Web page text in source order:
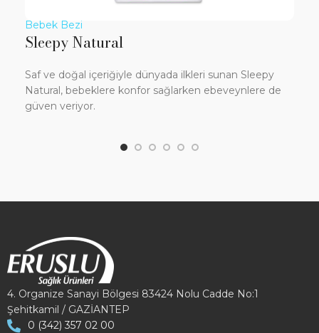
Bebek Bezi
Sleepy Bio Natural
Sleepy Bio Natural, bebeklere konfor sağlamanın
ötesinde, bebeklerin gelecekte daha temiz bir
dünyada yaşamalarına yardımcı olacak yenilikler
4. Organize Sanayi Bölgesi 83424 Nolu Cadde No:1
Şehitkamil / GAZİANTEP
0 (342) 357 02 00